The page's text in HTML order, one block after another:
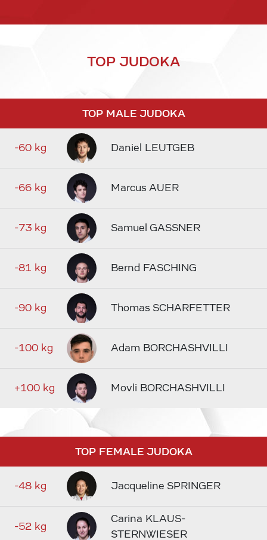
TOP JUDOKA
TOP MALE JUDOKA
-60 kg Daniel LEUTGEB
-66 kg Marcus AUER
-73 kg Samuel GASSNER
-81 kg Bernd FASCHING
-90 kg Thomas SCHARFETTER
-100 kg Adam BORCHASHVILLI
+100 kg Movli BORCHASHVILLI
TOP FEMALE JUDOKA
-48 kg Jacqueline SPRINGER
-52 kg
Carina KLAUS-
STERNWIESER